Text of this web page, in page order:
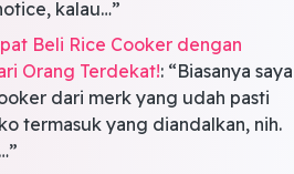
kalau…”
Beli Rice Cooker dengan
Orang Terdekat!: “Biasanya saya
dari merk yang udah pasti
termasuk yang diandalkan, nih.
”